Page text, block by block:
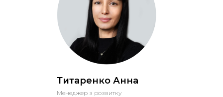
Титаренко Анна
Менеджер з розвитку